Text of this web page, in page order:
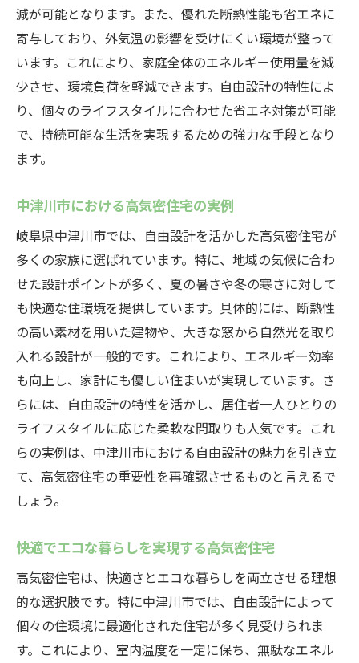
減が可能となります。また、優れた断熱性能も省エネに
寄与しており、外気温の影響を受けにくい環境が整って
います。これにより、家庭全体のエネルギー使用量を減
少させ、環境負荷を軽減できます。自由設計の特性によ
り、個々のライフスタイルに合わせた省エネ対策が可能
で、持続可能な生活を実現するための強力な手段となり
ます。
中津川市における高気密住宅の実例
岐阜県中津川市では、自由設計を活かした高気密住宅が
多くの家族に選ばれています。特に、地域の気候に合わ
せた設計ポイントが多く、夏の暑さや冬の寒さに対して
も快適な住環境を提供しています。具体的には、断熱性
の高い素材を用いた建物や、大きな窓から自然光を取り
入れる設計が一般的です。これにより、エネルギー効率
も向上し、家計にも優しい住まいが実現しています。さ
らには、自由設計の特性を活かし、居住者一人ひとりの
ライフスタイルに応じた柔軟な間取りも人気です。これ
らの実例は、中津川市における自由設計の魅力を引き立
て、高気密住宅の重要性を再確認させるものと言えるで
しょう。
快適でエコな暮らしを実現する高気密住宅
高気密住宅は、快適さとエコな暮らしを両立させる理想
的な選択肢です。特に中津川市では、自由設計によって
個々の住環境に最適化された住宅が多く見受けられま
す。これにより、室内温度を一定に保ち、無駄なエネル